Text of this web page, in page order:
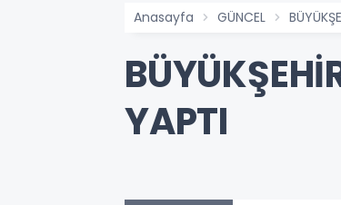
Anasayfa GÜNCEL
YAPTI